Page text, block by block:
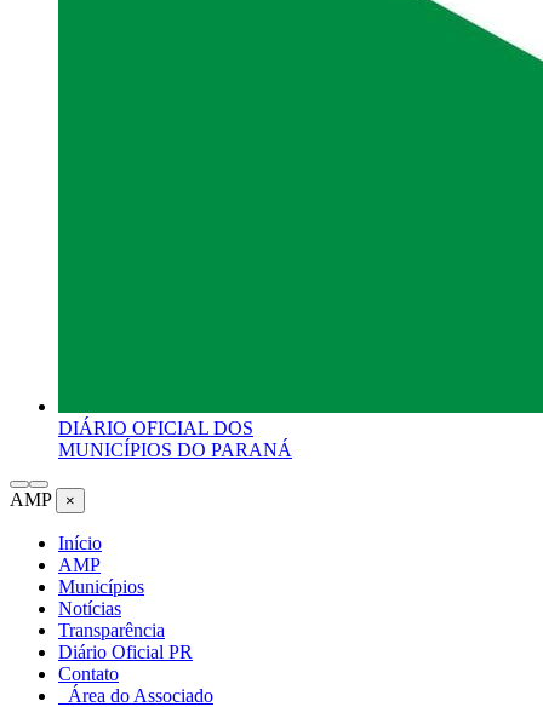
DIÁRIO OFICIAL DOS
MUNICÍPIOS DO PARANÁ
AMP ×
Início
AMP
Municípios
Notícias
Transparência
Diário Oficial PR
Contato
Área do Associado